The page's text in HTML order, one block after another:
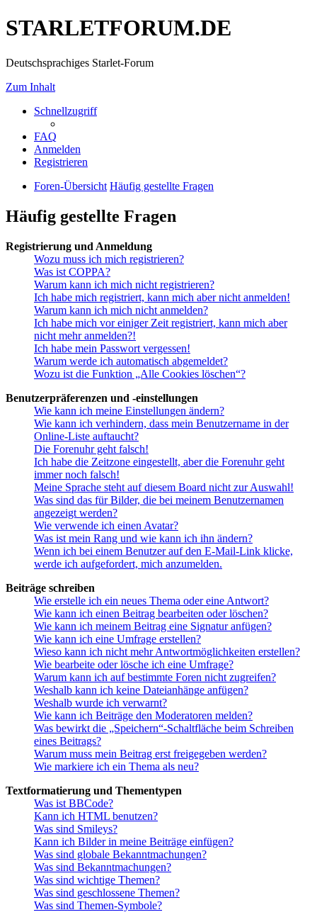
STARLETFORUM.DE
Deutschsprachiges Starlet-Forum
Zum Inhalt
Schnellzugriff
FAQ
Anmelden
Registrieren
Foren-Übersicht Häufig gestellte Fragen
Häufig gestellte Fragen
Registrierung und Anmeldung
Wozu muss ich mich registrieren?
Was ist COPPA?
Warum kann ich mich nicht registrieren?
Ich habe mich registriert, kann mich aber nicht anmelden!
Warum kann ich mich nicht anmelden?
Ich habe mich vor einiger Zeit registriert, kann mich aber
nicht mehr anmelden?!
Ich habe mein Passwort vergessen!
Warum werde ich automatisch abgemeldet?
Wozu ist die Funktion „Alle Cookies löschen“?
Benutzerpräferenzen und -einstellungen
Wie kann ich meine Einstellungen ändern?
Wie kann ich verhindern, dass mein Benutzername in der
Online-Liste auftaucht?
Die Forenuhr geht falsch!
Ich habe die Zeitzone eingestellt, aber die Forenuhr geht
immer noch falsch!
Meine Sprache steht auf diesem Board nicht zur Auswahl!
Was sind das für Bilder, die bei meinem Benutzernamen
angezeigt werden?
Wie verwende ich einen Avatar?
Was ist mein Rang und wie kann ich ihn ändern?
Wenn ich bei einem Benutzer auf den E-Mail-Link klicke,
werde ich aufgefordert, mich anzumelden.
Beiträge schreiben
Wie erstelle ich ein neues Thema oder eine Antwort?
Wie kann ich einen Beitrag bearbeiten oder löschen?
Wie kann ich meinem Beitrag eine Signatur anfügen?
Wie kann ich eine Umfrage erstellen?
Wieso kann ich nicht mehr Antwortmöglichkeiten erstellen?
Wie bearbeite oder lösche ich eine Umfrage?
Warum kann ich auf bestimmte Foren nicht zugreifen?
Weshalb kann ich keine Dateianhänge anfügen?
Weshalb wurde ich verwarnt?
Wie kann ich Beiträge den Moderatoren melden?
Was bewirkt die „Speichern“-Schaltfläche beim Schreiben
eines Beitrags?
Warum muss mein Beitrag erst freigegeben werden?
Wie markiere ich ein Thema als neu?
Textformatierung und Thementypen
Was ist BBCode?
Kann ich HTML benutzen?
Was sind Smileys?
Kann ich Bilder in meine Beiträge einfügen?
Was sind globale Bekanntmachungen?
Was sind Bekanntmachungen?
Was sind wichtige Themen?
Was sind geschlossene Themen?
Was sind Themen-Symbole?